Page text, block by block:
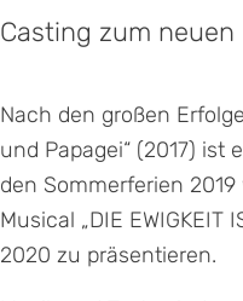
Casting zum
Nach den großen
und Papagei“ (2017) ist
den Sommerferien
Musical „DIE EWIGKEIT
2020 zu präsentieren.